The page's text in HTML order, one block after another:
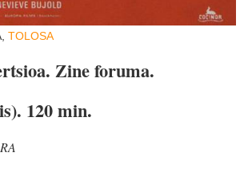
TOLOSA
Zine foruma.
120 min.